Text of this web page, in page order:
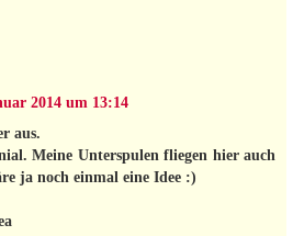
2014 um 13:14
aus.
Meine Unterspulen fliegen hier auch
ja noch einmal eine Idee :)